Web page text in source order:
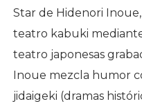
Star de Hidenori
teatro kabuki
teatro japonesas
Inoue mezcla humor
jidaigeki (dramas